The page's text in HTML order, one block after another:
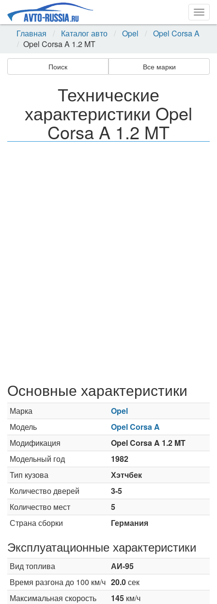
Главная
Каталог авто Opel
Opel Corsa A
Opel Corsa A 1.2 MT
Поиск Все марки
Технические
характеристики Opel
Corsa A 1.2 MT
Основные характеристики
Марка
Opel
Модель
Opel Corsa A
Модификация
Opel Corsa A 1.2 MT
Модельный год
1982
Тип кузова
Хэтчбек
Количество дверей
3-5
Количество мест
5
Страна сборки
Германия
Эксплуатационные характеристики
Вид топлива
АИ-95
Время разгона до 100 км/ч 20.0сек
Максимальная скорость
145 км/ч